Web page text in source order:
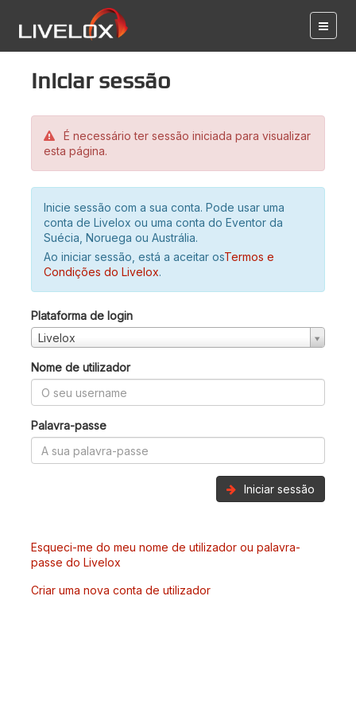
Iniciar sessão
É necessário ter sessão iniciada para visualizar
esta página.
Inicie sessão com a sua conta. Pode usar uma
conta de Livelox ou uma conta do Eventor da
Suécia, Noruega ou Austrália.
Ao iniciar sessão, está a aceitar osTermos e
Condições do Livelox.
Plataforma de login
Livelox
Nome de utilizador
Palavra-passe
Iniciar sessão
Esqueci-me do meu nome de utilizador ou palavra-
passe do Livelox
Criar uma nova conta de utilizador